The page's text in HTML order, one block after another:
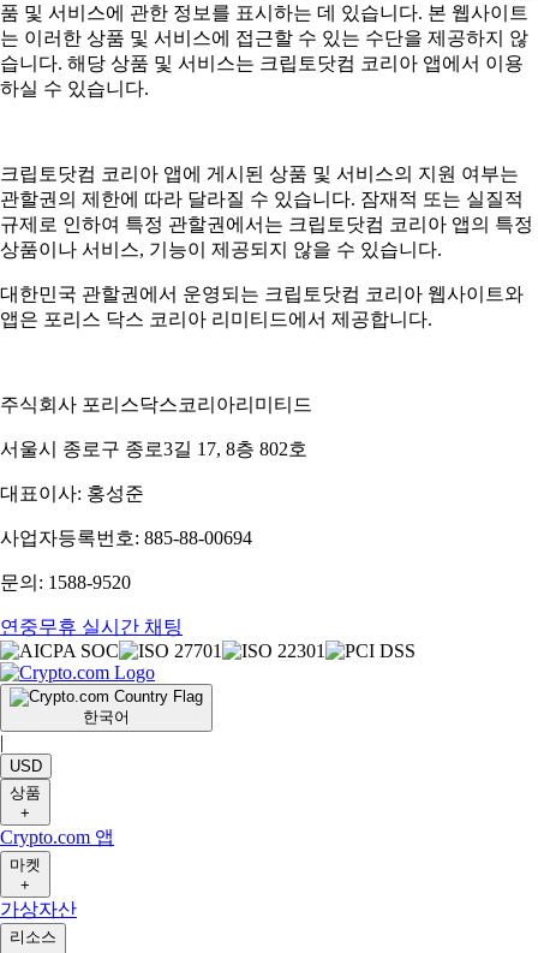
품 및 서비스에 관한 정보를 표시하는 데 있습니다. 본 웹사이트
는 이러한 상품 및 서비스에 접근할 수 있는 수단을 제공하지 않
습니다. 해당 상품 및 서비스는 크립토닷컴 코리아 앱에서 이용
하실 수 있습니다.
크립토닷컴 코리아 앱에 게시된 상품 및 서비스의 지원 여부는
관할권의 제한에 따라 달라질 수 있습니다. 잠재적 또는 실질적
규제로 인하여 특정 관할권에서는 크립토닷컴 코리아 앱의 특정
상품이나 서비스, 기능이 제공되지 않을 수 있습니다.
대한민국 관할권에서 운영되는 크립토닷컴 코리아 웹사이트와
앱은 포리스 닥스 코리아 리미티드에서 제공합니다.
주식회사 포리스닥스코리아리미티드
서울시 종로구 종로3길 17, 8층 802호
대표이사: 홍성준
사업자등록번호: 885-88-00694
문의: 1588-9520
연중무휴 실시간 채팅
한국어
|
USD
상품
+
Crypto.com 앱
마켓
+
가상자산
리소스